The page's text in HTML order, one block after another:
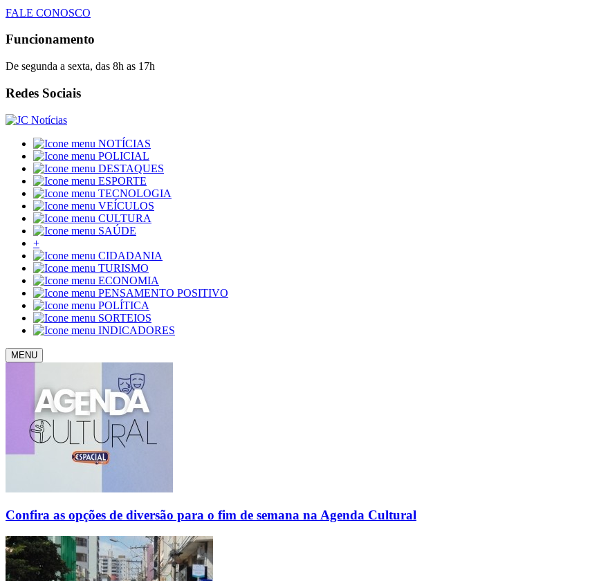
FALE CONOSCO
Funcionamento
De segunda a sexta, das 8h as 17h
Redes Sociais
NOTÍCIAS
POLICIAL
DESTAQUES
ESPORTE
TECNOLOGIA
VEÍCULOS
CULTURA
SAÚDE
+
CIDADANIA
TURISMO
ECONOMIA
PENSAMENTO POSITIVO
POLÍTICA
SORTEIOS
INDICADORES
MENU
Confira as opções de diversão para o fim de semana na Agenda Cultural